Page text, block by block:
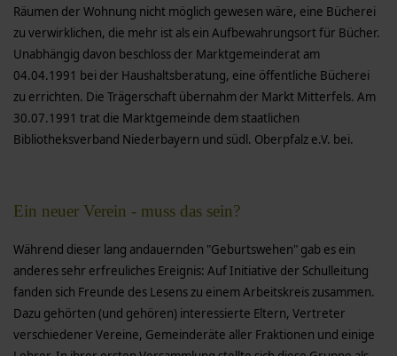
Räumen der Wohnung nicht möglich gewesen wäre, eine Bücherei
zu verwirklichen, die mehr ist als ein Aufbewahrungsort für Bücher.
Unabhängig davon beschloss der Marktgemeinderat am
04.04.1991 bei der Haushaltsberatung, eine öffentliche Bücherei
zu errichten. Die Trägerschaft übernahm der Markt Mitterfels. Am
30.07.1991 trat die Marktgemeinde dem staatlichen
Bibliotheksverband Niederbayern und südl. Oberpfalz e.V. bei.
Ein neuer Verein - muss das sein?
Während dieser lang andauernden "Geburtswehen" gab es ein
anderes sehr erfreuliches Ereignis: Auf Initiative der Schulleitung
fanden sich Freunde des Lesens zu einem Arbeitskreis zusammen.
Dazu gehörten (und gehören) interessierte Eltern, Vertreter
verschiedener Vereine, Gemeinderäte aller Fraktionen und einige